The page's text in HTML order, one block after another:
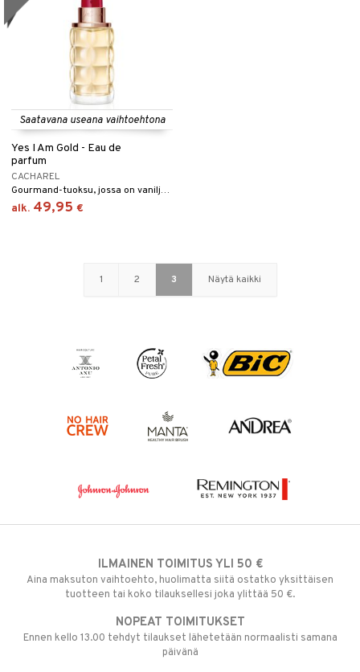
Saatavana useana vaihtoehtona
Yes I Am Gold - Eau de
parfum
CACHAREL
Gourmand-tuoksu, jossa on vaniljaa, karamellia ja valkoisia kukkia Cacharelilta.
alk. 49,95 €
1 2 3 Näytä kaikki
ILMAINEN TOIMITUS YLI 50 €
Aina maksuton vaihtoehto, huolimatta siitä ostatko yksittäisen
tuotteen tai koko tilauksellesi joka ylittää 50 €.
NOPEAT TOIMITUKSET
Ennen kello 13.00 tehdyt tilaukset lähetetään normaalisti samana
päivänä